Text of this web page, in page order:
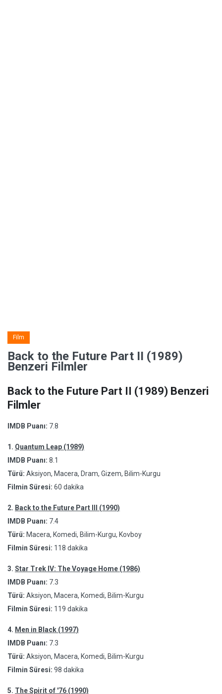
Film
Back to the Future Part II (1989)
Benzeri Filmler
Back to the Future Part II (1989) Benzeri
Filmler
IMDB Puanı: 7.8
1. Quantum Leap (1989)
IMDB Puanı: 8.1
Türü: Aksiyon, Macera, Dram, Gizem, Bilim-Kurgu
Filmin Süresi: 60 dakika
2. Back to the Future Part III (1990)
IMDB Puanı: 7.4
Türü: Macera, Komedi, Bilim-Kurgu, Kovboy
Filmin Süresi: 118 dakika
3. Star Trek IV: The Voyage Home (1986)
IMDB Puanı: 7.3
Türü: Aksiyon, Macera, Komedi, Bilim-Kurgu
Filmin Süresi: 119 dakika
4. Men in Black (1997)
IMDB Puanı: 7.3
Türü: Aksiyon, Macera, Komedi, Bilim-Kurgu
Filmin Süresi: 98 dakika
5. The Spirit of '76 (1990)